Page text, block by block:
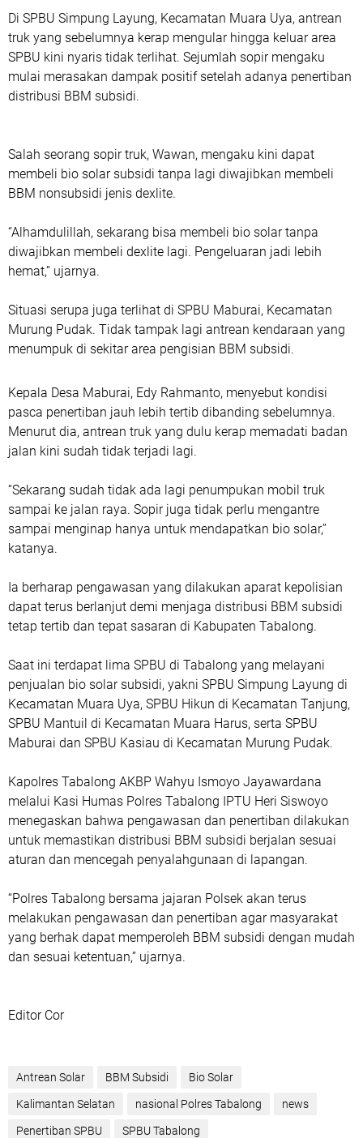
Di SPBU Simpung Layung, Kecamatan Muara Uya, antrean
truk yang sebelumnya kerap mengular hingga keluar area
SPBU kini nyaris tidak terlihat. Sejumlah sopir mengaku
mulai merasakan dampak positif setelah adanya penertiban
distribusi BBM subsidi.
Salah seorang sopir truk, Wawan, mengaku kini dapat
membeli bio solar subsidi tanpa lagi diwajibkan membeli
BBM nonsubsidi jenis dexlite.
“Alhamdulillah, sekarang bisa membeli bio solar tanpa
diwajibkan membeli dexlite lagi. Pengeluaran jadi lebih
hemat,” ujarnya.
Situasi serupa juga terlihat di SPBU Maburai, Kecamatan
Murung Pudak. Tidak tampak lagi antrean kendaraan yang
menumpuk di sekitar area pengisian BBM subsidi.
Kepala Desa Maburai, Edy Rahmanto, menyebut kondisi
pasca penertiban jauh lebih tertib dibanding sebelumnya.
Menurut dia, antrean truk yang dulu kerap memadati badan
jalan kini sudah tidak terjadi lagi.
“Sekarang sudah tidak ada lagi penumpukan mobil truk
sampai ke jalan raya. Sopir juga tidak perlu mengantre
sampai menginap hanya untuk mendapatkan bio solar,”
katanya.
Ia berharap pengawasan yang dilakukan aparat kepolisian
dapat terus berlanjut demi menjaga distribusi BBM subsidi
tetap tertib dan tepat sasaran di Kabupaten Tabalong.
Saat ini terdapat lima SPBU di Tabalong yang melayani
penjualan bio solar subsidi, yakni SPBU Simpung Layung di
Kecamatan Muara Uya, SPBU Hikun di Kecamatan Tanjung,
SPBU Mantuil di Kecamatan Muara Harus, serta SPBU
Maburai dan SPBU Kasiau di Kecamatan Murung Pudak.
Kapolres Tabalong AKBP Wahyu Ismoyo Jayawardana
melalui Kasi Humas Polres Tabalong IPTU Heri Siswoyo
menegaskan bahwa pengawasan dan penertiban dilakukan
untuk memastikan distribusi BBM subsidi berjalan sesuai
aturan dan mencegah penyalahgunaan di lapangan.
“Polres Tabalong bersama jajaran Polsek akan terus
melakukan pengawasan dan penertiban agar masyarakat
yang berhak dapat memperoleh BBM subsidi dengan mudah
dan sesuai ketentuan,” ujarnya.
Editor Cor
Antrean Solar BBM Subsidi Bio Solar
Kalimantan Selatan nasional Polres Tabalong news
Penertiban SPBU SPBU Tabalong